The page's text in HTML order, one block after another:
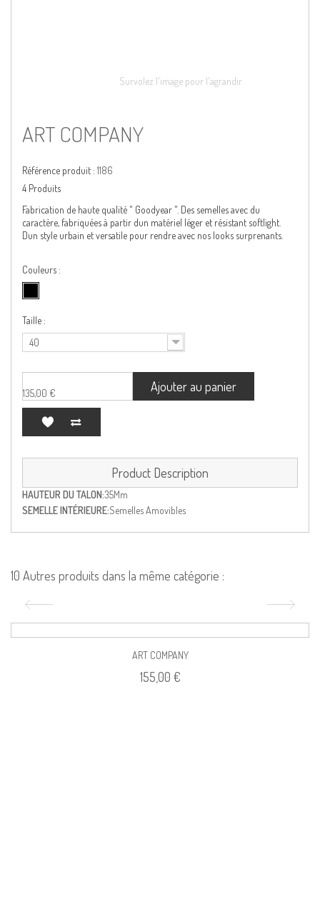
Survolez l'image pour l'agrandir
ART COMPANY
Référence produit : 1186
4 Produits
Fabrication de haute qualité " Goodyear ". Des semelles avec du
caractère, fabriquées à partir dun matériel léger et résistant softlight.
Dun style urbain et versatile pour rendre avec nos looks surprenants.
Couleurs :
Taille :
40
135,00 € Ajouter au panier
Product Description
HAUTEUR DU TALON:35Mm
SEMELLE INTÉRIEURE:Semelles Amovibles
10 Autres produits dans la même catégorie :
ART COMPANY
155,00 €